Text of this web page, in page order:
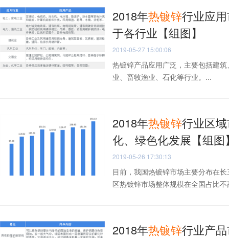
2018年热镀锌行业应
于各行业【组图】
2019-05-27 15:00:06
热镀锌产品应用广泛，主要包括建
业、畜牧渔业、石化等行业。...
2018年热镀锌行业区
化、绿色化发展【组图
2019-05-26 17:30:13
目前，我国热镀锌市场主要分布在
区热镀锌市场整体规模在全国占比
2018年热镀锌行业产